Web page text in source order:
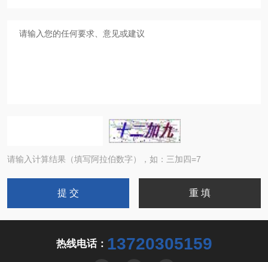
请输入计算结果（填写阿拉伯数字），如：三加四=7
热线电话： 13720305159